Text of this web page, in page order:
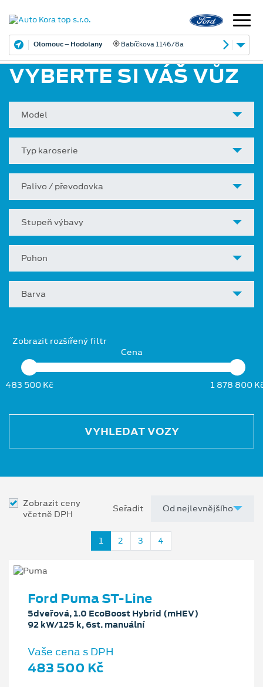
Olomouc – Hodolany Babíčkova 1146/8a
VYBERTE SI VÁŠ VŮZ
Model
Typ karoserie
Palivo / převodovka
Stupeň výbavy
Pohon
Barva
Zobrazit rozšířený filtr
Cena
483 500 Kč 1 878 800
VYHLEDAT VOZY
Zobrazit ceny
včetně DPH
Seřadit
1 2 3 4
Ford Puma ST-Line
5dveřová, 1.0 EcoBoost Hybrid (mHEV)
92 kW/125 k, 6st. manuální
Vaše cena s DPH
483 500 Kč